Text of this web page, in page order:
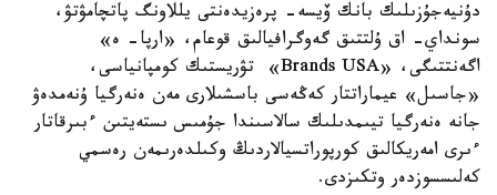
دۇنيەجۇزىلىك بانك ۆيسە- پرەزيدەنتى يللاونگ پاتچامۋتۋ،
سونداي- اق ۇلتتىق گەوگرافيالىق قوعام، «ارپا- ە»
اگەنتتىگى، «Brands USA» تۋريستىك كومپانياسى،
«جاسىل» عيماراتتار كەڭەسى باسشىلارى مەن ەنەرگيا ۇنەمدەۋ
جانە ەنەرگيا تيىمدىلىك سالاسىندا جۇمىس ىستەيتىن ءبىرقاتار
ءىرى امەريكالىق كورپوراتسيالاردىڭ وكىلدەرىمەن رەسمي
كەلىسسوزدەر وتكىزدى.